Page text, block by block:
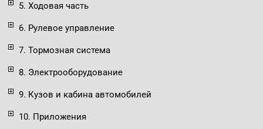
5. Ходовая часть
6. Рулевое управление
7. Тормозная система
8. Электрооборудование
9. Кузов и кабина автомобилей
10. Приложения